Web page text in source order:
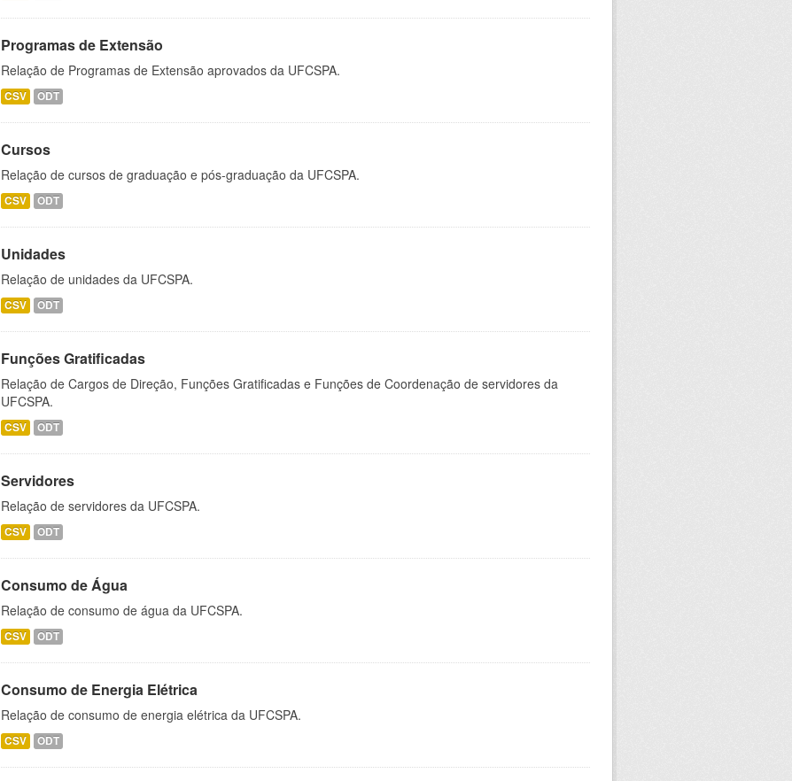
Programas de Extensão
Relação de Programas de Extensão aprovados da UFCSPA.
CSV ODT
Cursos
Relação de cursos de graduação e pós-graduação da UFCSPA.
CSV ODT
Unidades
Relação de unidades da UFCSPA.
CSV ODT
Funções Gratificadas
Relação de Cargos de Direção, Funções Gratificadas e Funções de Coordenação de servidores da
UFCSPA.
CSV ODT
Servidores
Relação de servidores da UFCSPA.
CSV ODT
Consumo de Água
Relação de consumo de água da UFCSPA.
CSV ODT
Consumo de Energia Elétrica
Relação de consumo de energia elétrica da UFCSPA.
CSV ODT